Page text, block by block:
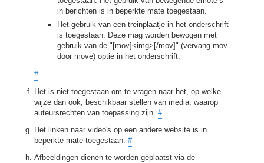
in berichten is in beperkte mate toegestaan.
Het gebruik van een treinplaatje in het onderschrift
is toegestaan. Deze mag worden bewogen met
gebruik van de "[mov]<img>[/mov]" (vervang mov
door move) optie in het onderschrift.
#
Het is niet toegestaan om te vragen naar het, op welke
wijze dan ook, beschikbaar stellen van media, waarop
auteursrechten van toepassing zijn. #
Het linken naar video's op een andere website is in
beperkte mate toegestaan. #
Afbeeldingen dienen te worden geplaatst via de